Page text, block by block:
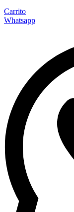
Carrito
Whatsapp